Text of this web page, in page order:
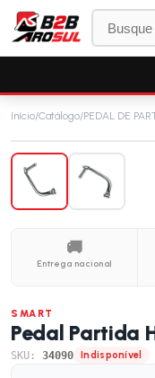
Início/Catálogo/PEDAL DE
🚚
Entrega nacional
SMART
Pedal Partida
SKU: 34090 Indisponível